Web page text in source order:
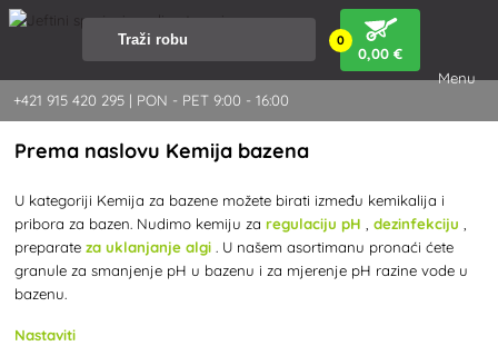
+421 915 420 295 | PON - PET 9:00 - 16:00
0
0,00 €
Menu
Prema naslovu Kemija bazena
U kategoriji Kemija za bazene možete birati između kemikalija i
pribora za bazen. Nudimo kemiju zaregulaciju pH ,dezinfekciju
preparateza uklanjanje algi . U našem asortimanu pronaći ćete
granule za smanjenje pH u bazenu i za mjerenje pH razine vode u
bazenu.
Nastaviti